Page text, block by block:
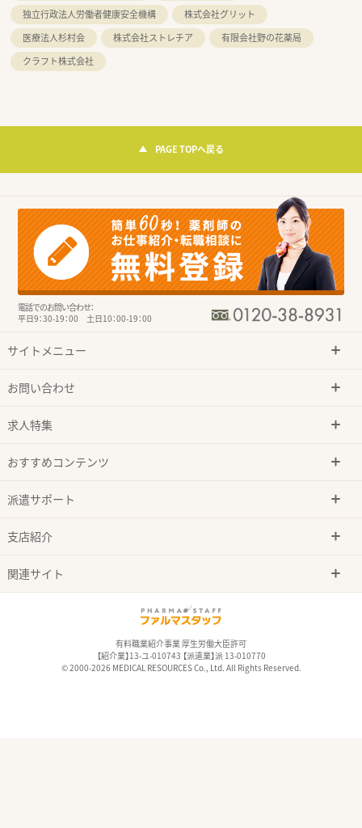
独立行政法人労働者健康安全機構
株式会社グリット
医療法人杉村会
株式会社ストレチア
有限会社野の花薬局
クラフト株式会社
PAGE TOPへ戻る
電話でのお問い合わせ：
平日9：30-19：00 土日10：00-19：00
サイトメニュー
お問い合わせ
求人特集
おすすめコンテンツ
派遣サポート
支店紹介
関連サイト
有料職業紹介事業 厚生労働大臣許可
【紹介業】13-ユ-010743 【派遣業】派 13-010770
© 2000-2026 MEDICAL RESOURCES Co., Ltd. All Rights Reserved.